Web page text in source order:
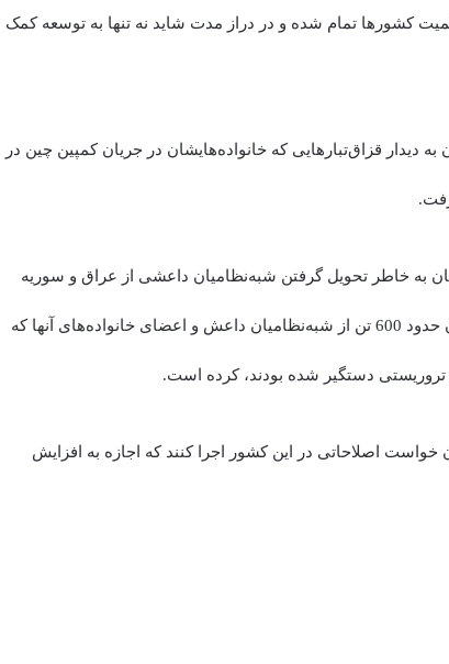
کشورها تمام شده و در دراز مدت شاید نه تنها به توسعه کمک
دیدار قزاق‌تبارهایی که خانواده‌هایشان در جریان کمپین چین در
به خاطر تحویل گرفتن شبه‌نظامیان داعشی از عراق و سوریه
تشکر کرد. قزاقستان اخیراً اقدام به بازگرداندن حدود 600 تن از شبه‌نظامیان داعش و اعضای خانواده‌های آنها که
دستگیر شده‌ بودند، کرده است.
خواست اصلاحاتی در این کشور اجرا کنند که اجازه به افزایش